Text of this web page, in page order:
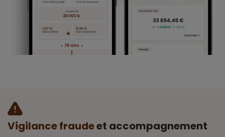
Vigilance fraudeet accompagnement